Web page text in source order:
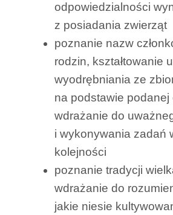
odpowiedzialności
z posiadania zwierząt
poznanie nazw
rodzin, kształtowanie
wyodrębniania ze
na podstawie podanej
wdrażanie do
i wykonywania zadań
kolejności
poznanie tradycji
wdrażanie do
jakie niesie